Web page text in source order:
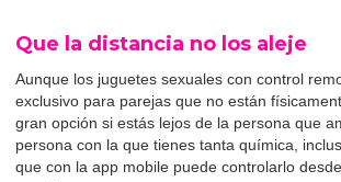
Que la distancia no los aleje
Aunque los juguetes sexuales con control
exclusivo para parejas que no están
gran opción si estás lejos de la persona que
persona con la que tienes tanta química,
que con la app mobile puede controlarlo